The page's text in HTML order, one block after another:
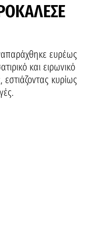
ευρέως
και ειρωνικό
κυρίως